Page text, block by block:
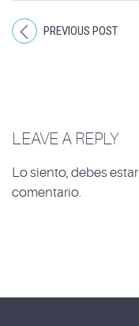
PREVIOUS POST
LEAVE A REPLY
Lo siento, debes estar
comentario.